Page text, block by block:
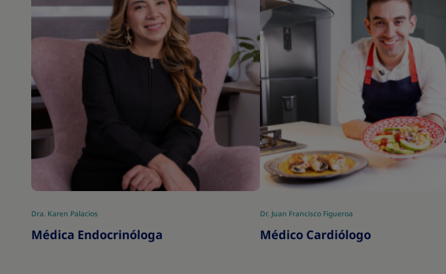
Dra. Karen Palacios
Médica Endocrinóloga
Dr. Juan Francisco Figueroa
Médico Cardiólogo